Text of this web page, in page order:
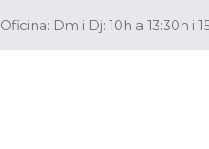
Oficina: Dm i Dj: 10h a 13:30h i